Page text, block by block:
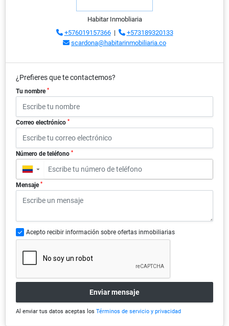
Habitar Inmobliaria
+576019157366|
+573189320133
scardona@habitarinmobiliaria.co
¿Prefieres que te contactemos?
Tu nombre *
Correo electrónico *
Número de teléfono *
▼
Mensaje *
Acepto recibir información sobre ofertas inmobiliarias
Enviar mensaje
Al enviar tus datos aceptas los Términos de servicio y privacidad